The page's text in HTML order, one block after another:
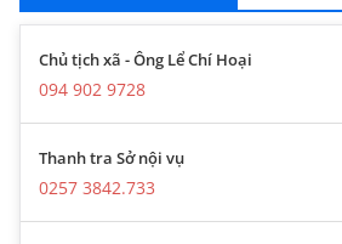
Chủ tịch xã - Ông Lể Chí Hoại
094 902 9728
Thanh tra Sở nội vụ
0257 3842.733